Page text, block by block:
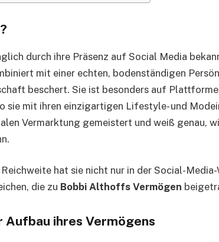
durch ihre Präsenz auf Social Media
mit einer echten, bodenständigen
beschert. Sie ist besonders auf
sie mit ihren einzigartigen Lifestyle- und
Vermarktung gemeistert und weiß genau,
hat sie nicht nur in der Social-
die zu Bobbi Althoffs Vermögen
ihres Vermögens